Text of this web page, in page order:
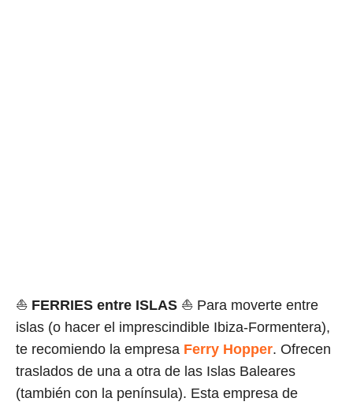
⛵ FERRIES entre ISLAS ⛵ Para moverte entre
islas (o hacer el imprescindible Ibiza-Formentera),
te recomiendo la empresa Ferry Hopper. Ofrecen
traslados de una a otra de las Islas Baleares
(también con la península). Esta empresa de